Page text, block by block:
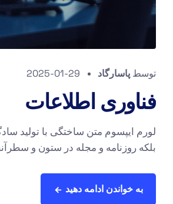
توسط پاسارگاد 2025-01-29
فناوری اطلاعات
لورم ایپسوم متن ساختگی با تولید
بلکه روزنامه و مجله در ستون و
به خواندن ادامه دهید